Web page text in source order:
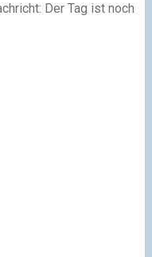
Der Tag ist noch